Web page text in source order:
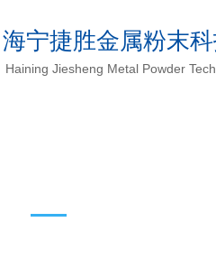
海宁捷胜金属粉末
Haining Jiesheng Metal Powder